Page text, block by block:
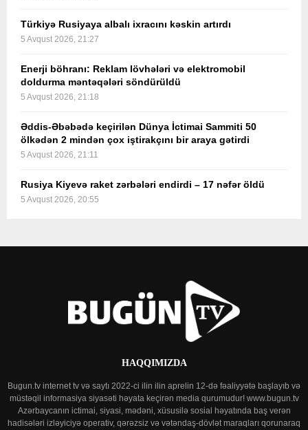
Türkiyə Rusiyaya albalı ixracını kəskin artırdı
5 Avqust 2026, 21:27
Enerji böhranı: Reklam lövhələri və elektromobil
doldurma məntəqələri söndürüldü
5 Avqust 2026, 21:18
Əddis-Əbəbədə keçirilən Dünya İctimai Sammiti 50
ölkədən 2 mindən çox iştirakçını bir araya gətirdi
5 Avqust 2026, 21:11
Rusiya Kiyevə raket zərbələri endirdi – 17 nəfər öldü
5 Avqust 2026, 20:55
HAQQIMIZDA
Bugun.tv internet tv və saytı 2022-ci ilin ilin aprelin 12-də fəaliyyətə başlayıb və
müstəqil informasiya siyasəti həyata keçirən media qurumudur! www.bugun.tv
Azərbaycanın ictimai, siyasi, mədəni, xüsusilə sosial həyatında baş verən
hadisələri izləyiciyə operativ, qərəzsiz və vətəndaş-dövlət maraqları qorunaraq